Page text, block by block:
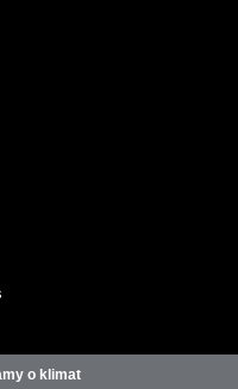
o klimat